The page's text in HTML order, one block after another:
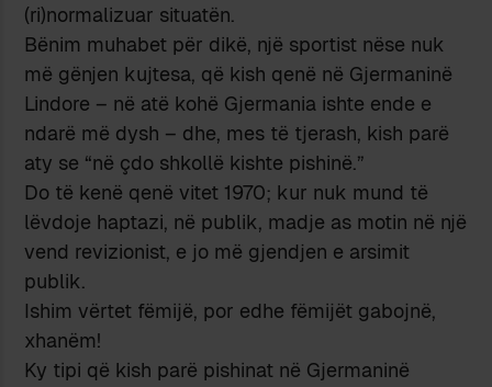
(ri)normalizuar situatën.
Bënim muhabet për dikë, një sportist nëse nuk
më gënjen kujtesa, që kish qenë në Gjermaninë
Lindore – në atë kohë Gjermania ishte ende e
ndarë më dysh – dhe, mes të tjerash, kish parë
aty se “në çdo shkollë kishte pishinë.”
Do të kenë qenë vitet 1970; kur nuk mund të
lëvdoje haptazi, në publik, madje as motin në një
vend revizionist, e jo më gjendjen e arsimit
publik.
Ishim vërtet fëmijë, por edhe fëmijët gabojnë,
xhanëm!
Ky tipi që kish parë pishinat në Gjermaninë